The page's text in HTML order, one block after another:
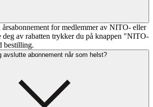
for medlemmer av NITO- eller
deg av rabatten trykker du på knappen "NITO-
bestilling.
avslutte abonnement når som helst?